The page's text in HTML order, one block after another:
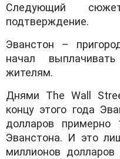
Следующий
подтверждение.
Эванстон –
начал
жителям.
Днями The Wall
концу этого года
долларов примерно
Эванстона. И это
миллионов долларов